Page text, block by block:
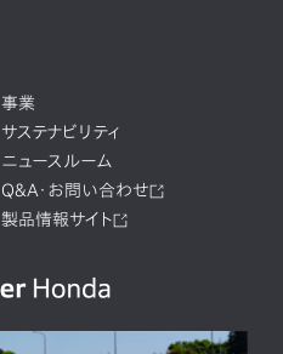
事業
サステナビリティ
ニュースルーム
Q&A・お問い合わせ
製品情報サイト